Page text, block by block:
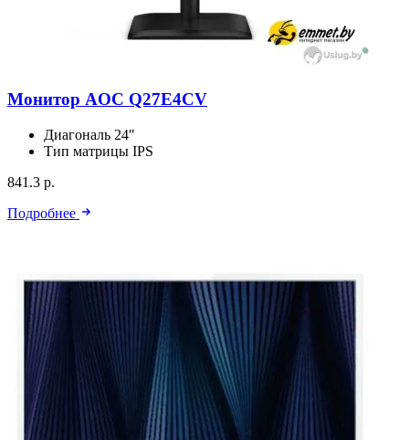
Монитор AOC Q27E4CV
Диагональ 24″
Тип матрицы IPS
841.3 р.
Подробнее